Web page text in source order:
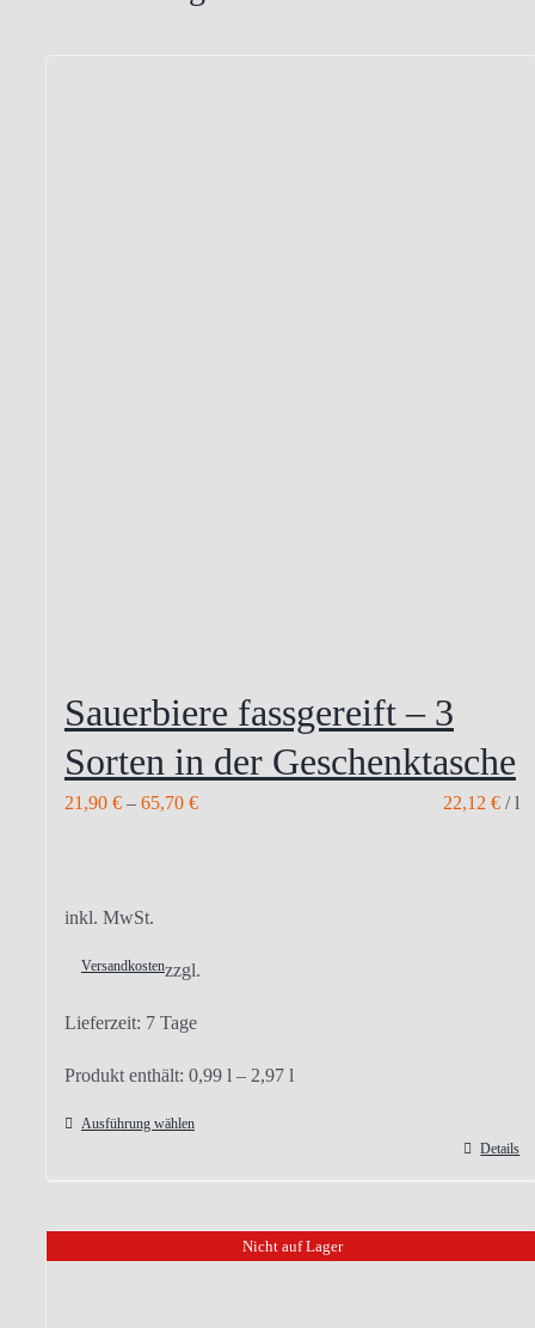
Sauerbiere fassgereift – 3
Sorten in der Geschenktasche
21,90 €– 65,70 € 22,12€ /l
inkl. MwSt.
zzgl.
Versandkosten
Lieferzeit: 7 Tage
Produkt enthält: 0,99 l – 2,97 l
Ausführung wählen
Details
Nicht auf Lager